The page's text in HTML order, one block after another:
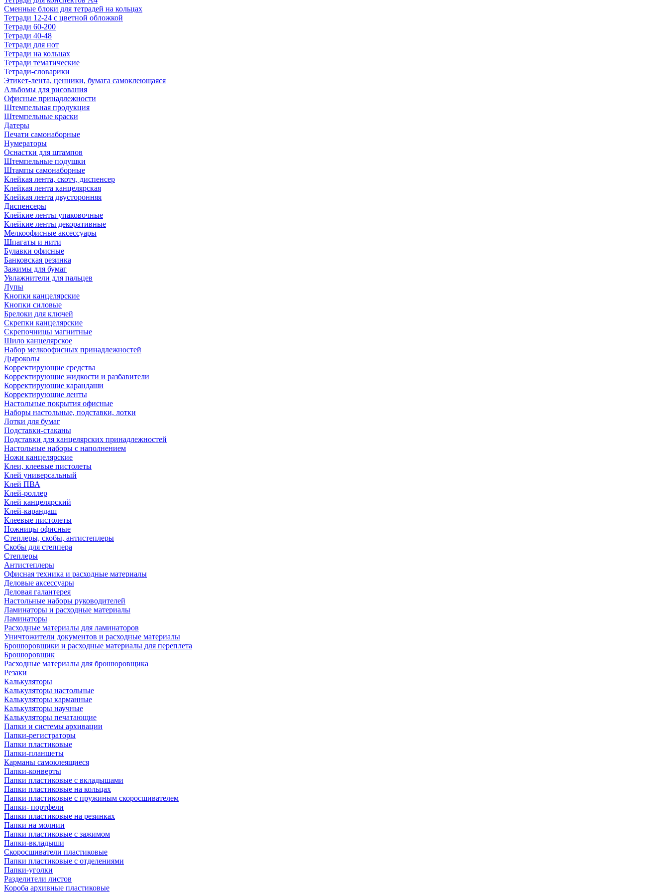
Сменные блоки для тетрадей на кольцах
Тетради 12-24 с цветной обложкой
Тетради 60-200
Тетради 40-48
Тетради для нот
Тетради на кольцах
Тетради тематические
Тетради-словарики
Этикет-лента, ценники, бумага самоклеющаяся
Альбомы для рисования
Офисные принадлежности
Штемпельная продукция
Штемпельные краски
Датеры
Печати самонаборные
Нумераторы
Оснастки для штампов
Штемпельные подушки
Штампы самонаборные
Клейкая лента, скотч, диспенсер
Клейкая лента канцелярская
Клейкая лента двусторонняя
Диспенсеры
Клейкие ленты упаковочные
Клейкие ленты декоративные
Мелкоофисные аксессуары
Шпагаты и нити
Булавки офисные
Банковская резинка
Зажимы для бумаг
Увлажнители для пальцев
Лупы
Кнопки канцелярские
Кнопки силовые
Брелоки для ключей
Скрепки канцелярские
Скрепочницы магнитные
Шило канцелярское
Набор мелкоофисных принадлежностей
Дыроколы
Корректирующие средства
Корректирующие жидкости и разбавители
Корректирующие карандаши
Корректирующие ленты
Настольные покрытия офисные
Наборы настольные, подставки, лотки
Лотки для бумаг
Подставки-стаканы
Подставки для канцелярских принадлежностей
Настольные наборы с наполнением
Ножи канцелярские
Клеи, клеевые пистолеты
Клей универсальный
Клей ПВА
Клей-роллер
Клей канцелярский
Клей-карандаш
Клеевые пистолеты
Ножницы офисные
Степлеры, скобы, антистеплеры
Скобы для степпера
Степлеры
Антистеплеры
Офисная техника и расходные материалы
Деловые аксессуары
Деловая галантерея
Настольные наборы руководителей
Ламинаторы и расходные материалы
Ламинаторы
Расходные материалы для ламинаторов
Уничтожители документов и расходные материалы
Брошюровщики и расходные материалы для переплета
Брошюровщик
Расходные материалы для брошюровщика
Резаки
Калькуляторы
Калькуляторы настольные
Калькуляторы карманные
Калькуляторы научные
Калькуляторы печатающие
Папки и системы архивации
Папки-регистраторы
Папки пластиковые
Папки-планшеты
Карманы самоклеящиеся
Папки-конверты
Папки пластиковые с вкладышами
Папки пластиковые на кольцах
Папки пластиковые с пружиным скоросшивателем
Папки- портфели
Папки пластиковые на резинках
Папки на молнии
Папки пластиковые с зажимом
Папки-вкладыши
Скоросшиватели пластиковые
Папки пластиковые с отделениями
Папки-уголки
Разделители листов
Короба архивные пластиковые